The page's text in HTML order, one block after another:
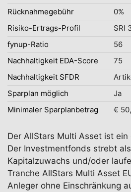
Rücknahmegebühr
0%
Risiko-Ertrags-Profil
SRI
fynup-Ratio
56
Nachhaltigkeit EDA-Score
75
Nachhaltigkeit SFDR
Sparplan möglich
Ja
Minimaler Sparplanbetrag
€
Der AllStars Multi Asset ist ein
Der Investmentfonds strebt
Kapitalzuwachs und/oder
Tranche AllStars Multi Asset
Anleger ohne Einschränkung